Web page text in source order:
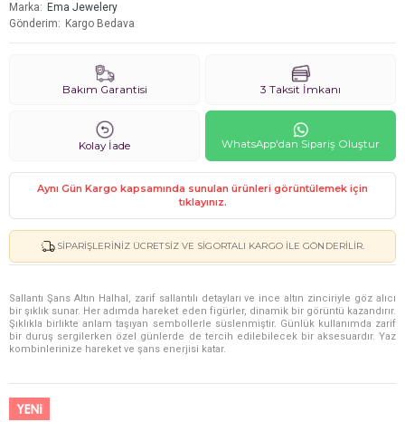
Marka
Ema Jewelery
Gönderim
Kargo Bedava
Bakım Garantisi 3 Taksit İmkanı
Kolay İade WhatsApp'dan Sipariş Oluştur
Aynı Gün Kargo kapsamında sunulan ürünleri görüntülemek için
tıklayınız.
SIPARIŞLERINIZ ÜCRETSIZ VE SIGORTALI KARGO ILE GÖNDERILIR.
Sallantı Şans Altın Halhal, zarif sallantılı detayları ve ince altın zinciriyle göz alıcı
bir şıklık sunar. Her adımda hareket eden figürler, dinamik bir görüntü kazandırır.
Şıklıkla birlikte anlam taşıyan sembollerle süslenmiştir. Günlük kullanımda zarif
bir duruş sergilerken özel günlerde de tercih edilebilecek bir aksesuardır. Yaz
kombinlerinize hareket ve şans enerjisi katar.